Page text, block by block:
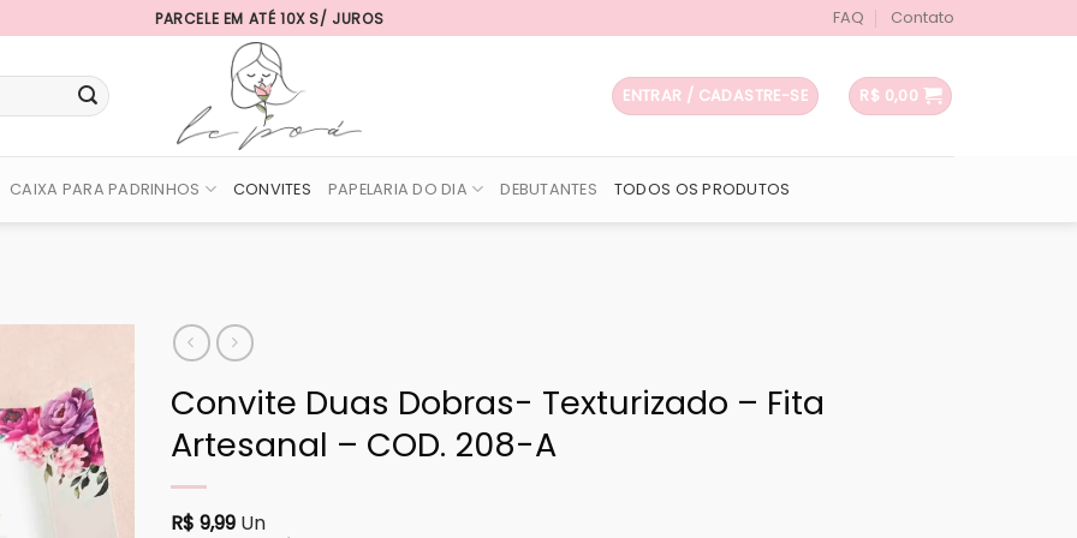
PARCELE EM ATÉ 10X S/ JUROS FAQ Contato
ENTRAR / CADASTRE-SE R$ 0,00
CAIXA PARA PADRINHOS CONVITES PAPELARIA DO DIA DEBUTANTES TODOS OS PRODUTOS
Convite Duas Dobras- Texturizado – Fita
Artesanal – COD. 208-A
R$ 9,99Un